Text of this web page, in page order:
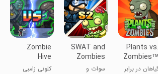
Plants vs.
Zombies™
در برابر
SWAT and
Zombies
Season 2
سوات و
Zombie
Hive
کلونی زامبی